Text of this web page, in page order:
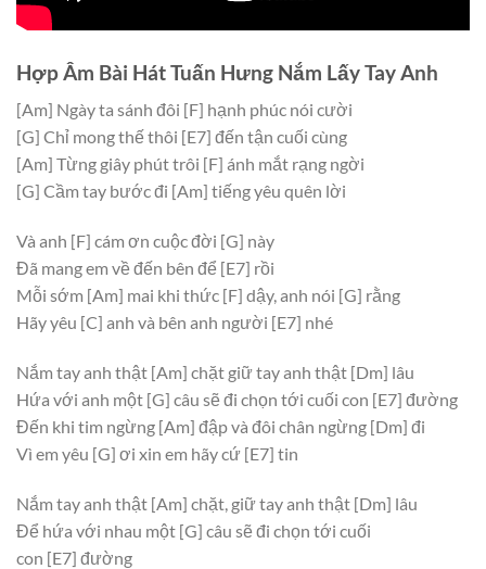
Hợp Âm Bài Hát Tuấn Hưng Nắm Lấy Tay Anh
[Am] Ngày ta sánh đôi [F] hạnh phúc nói cười
[G] Chỉ mong thế thôi [E7] đến tận cuối cùng
[Am] Từng giây phút trôi [F] ánh mắt rạng ngời
[G] Cầm tay bước đi [Am] tiếng yêu quên lời
Và anh [F] cám ơn cuộc đời [G] này
Đã mang em về đến bên để [E7] rồi
Mỗi sớm [Am] mai khi thức [F] dậy, anh nói [G] rằng
Hãy yêu [C] anh và bên anh người [E7] nhé
Nắm tay anh thật [Am] chặt giữ tay anh thật [Dm] lâu
Hứa với anh một [G] câu sẽ đi chọn tới cuối con [E7] đường
Đến khi tim ngừng [Am] đập và đôi chân ngừng [Dm] đi
Vì em yêu [G] ơi xin em hãy cứ [E7] tin
Nắm tay anh thật [Am] chặt, giữ tay anh thật [Dm] lâu
Để hứa với nhau một [G] câu sẽ đi chọn tới cuối
con [E7] đường